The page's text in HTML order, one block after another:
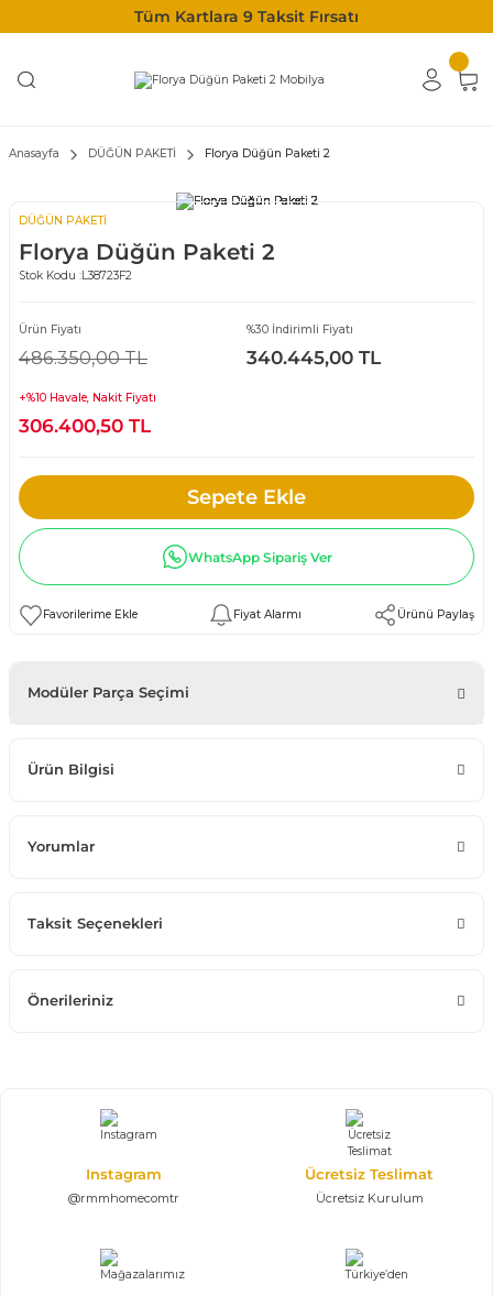
Tüm Kartlara 9 Taksit Fırsatı
Anasayfa DÜĞÜN PAKETİ Florya Düğün Paketi 2
DÜĞÜN PAKETİ
Florya Düğün Paketi 2
Stok Kodu :L38723F2
Ürün Fiyatı
486.350,00 TL
%30 İndirimli Fiyatı
340.445,00 TL
+%10 Havale, Nakit Fiyatı
306.400,50 TL
Sepete Ekle
WhatsApp Sipariş Ver
Fiyat Alarmı Ürünü Paylaş
Modüler Parça Seçimi
Ürün Bilgisi
Yorumlar
Taksit Seçenekleri
Önerileriniz
Instagram
@rmmhomecomtr
Ücretsiz Teslimat
Ücretsiz Kurulum